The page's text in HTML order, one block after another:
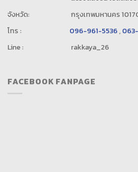
จังหวัด:
กรุงเทพมหานคร
โทร :
096-961-5536 ,
Line :
rakkaya_26
FACEBOOK FANPAGE